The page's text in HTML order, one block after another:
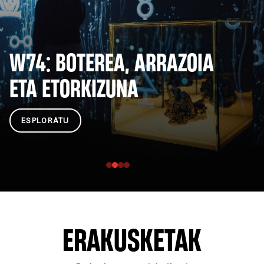
W74: BOTEREA, ARRAZOIA
ETA ETORKIZUNA
ESPLORATU
ERAKUSKETAK